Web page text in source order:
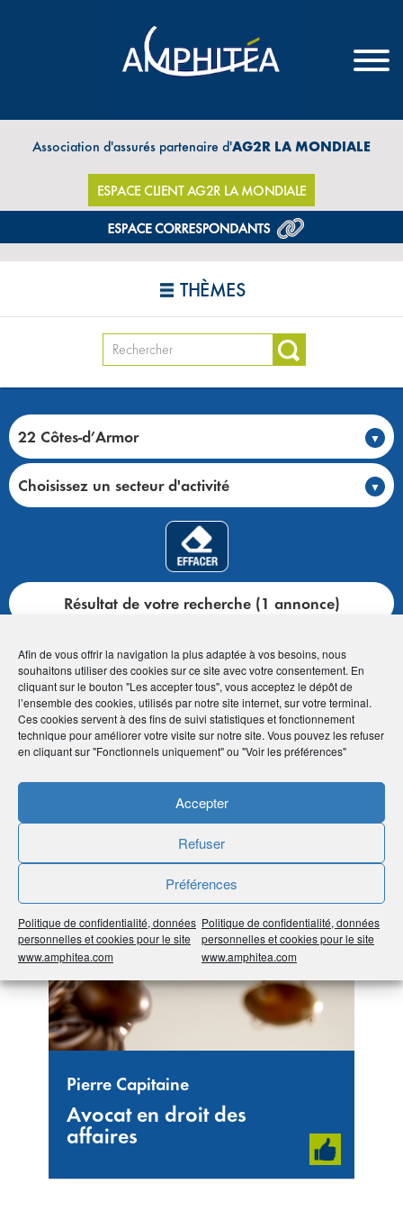
Afin de vous offrir la navigation la plus adaptée à vos besoins, nous
souhaitons utiliser des cookies sur ce site avec votre consentement. En
cliquant sur le bouton "Les accepter tous", vous acceptez le dépôt de
l’ensemble des cookies, utilisés par notre site internet, sur votre terminal.
Ces cookies servent à des fins de suivi statistiques et fonctionnement
technique pour améliorer votre visite sur notre site. Vous pouvez les refuser
en cliquant sur "Fonctionnels uniquement" ou "Voir les préférences"
Accepter
Refuser
Préférences
Politique de confidentialité, données
personnelles et cookies pour le site
www.amphitea.com
Politique de confidentialité, données
personnelles et cookies pour le site
www.amphitea.com
Association d'assurés partenaire d'AG2R LA MONDIALE
ESPACE CLIENT AG2R LA MONDIALE
THÈMES
22 Côtes-d’Armor
Choisissez un secteur d'activité
Résultat de votre recherche (1 annonce)
Accueil>Club annonces>Toutes les annonces
juridiques et comptables
Pierre Capitaine
Avocat en droit des
affaires